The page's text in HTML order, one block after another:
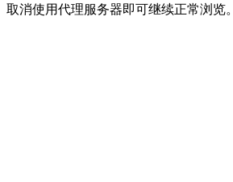
取消使用代理服务器即可继续正常浏览。